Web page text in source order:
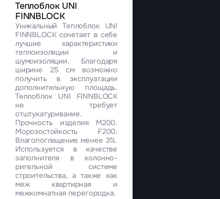
Теплоблок UNI
FINNBLOCK
Уникальный Теплоблок UNI
FINNBLOCK сочетает в себе
лучшие характеристики
теплоизоляции и
шумоизоляции. Благодаря
ширине 25 см возможно
получить в эксплуатации
дополнительную площадь.
Теплоблок UNI FINNBLOCK
не требует
отштукатуривание.
Прочность изделия М200.
Морозостойкость F200.
Влагопоглащение менее 3%.
Используется в качестве
заполнителя в колонно-
ригельной системе
строительства, а также как
меж квартирная и
межкомнатная перегородка.